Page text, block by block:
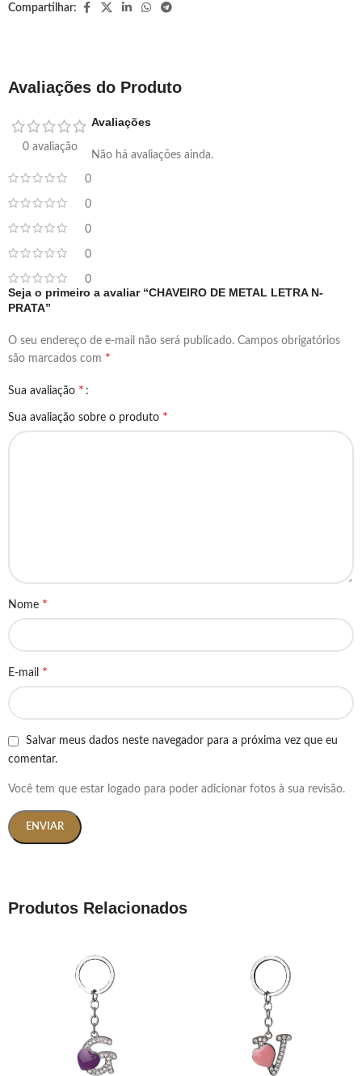
Compartilhar:
Avaliações do Produto
0 avaliação
0
0
0
0
0
Avaliações
Não há avaliações ainda.
Seja o primeiro a avaliar “CHAVEIRO DE METAL LETRA N-
PRATA”
O seu endereço de e-mail não será publicado. Campos obrigatórios
são marcados com *
Sua avaliação *
Sua avaliação sobre o produto *
Nome *
E-mail *
Salvar meus dados neste navegador para a próxima vez que eu
comentar.
Você tem que estar logado para poder adicionar fotos à sua revisão.
Produtos Relacionados